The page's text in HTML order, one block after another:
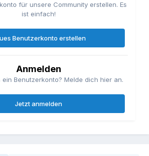
für unsere Community erstellen. Es
ist einfach!
Benutzerkonto erstellen
Anmelden
Benutzerkonto? Melde dich hier an.
Jetzt anmelden